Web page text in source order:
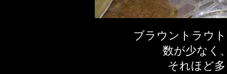
ブラウントラウ
数が少なく
それほど